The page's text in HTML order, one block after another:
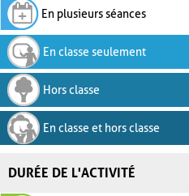
En plusieurs séances
En classe seulement
Hors classe
En classe et hors classe
DURÉE DE L'ACTIVITÉ